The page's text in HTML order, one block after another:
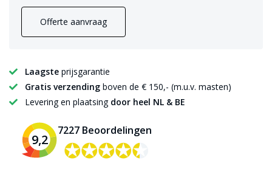
Offerte aanvraag
Laagste prijsgarantie
Gratis verzending boven de € 150,- (m.u.v. masten)
Levering en plaatsing door heel NL & BE
9,2
7227 Beoordelingen
✪✪✪✪✪
✪✪✪✪✪